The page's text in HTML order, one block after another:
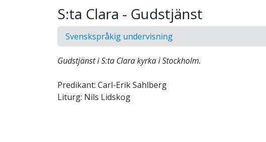
S:ta Clara - Gudstjänst
Svenskspråkig undervisning
Gudstjänst i S:ta Clara kyrka i Stockholm.
Predikant: Carl-Erik Sahlberg
Liturg: Nils Lidskog